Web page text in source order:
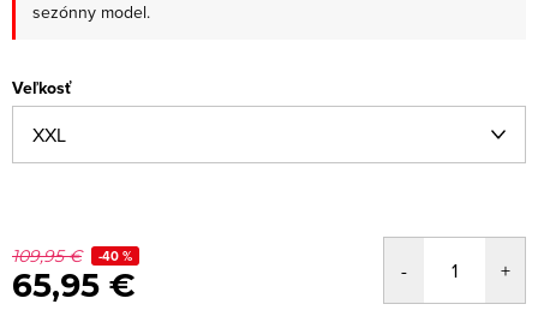
sezónny model.
Veľkosť
109,95 € -40 %
65,95 €